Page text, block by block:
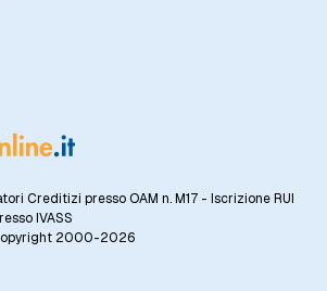
Creditizi presso OAM n. M17 - Iscrizione RUI
IVASS
2000-2026